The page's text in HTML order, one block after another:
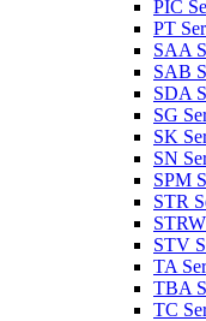
PIC
PT
SAA
SAB
SDA
SG
SK
SN
SPM
STR
STV
TA
TBA
TC